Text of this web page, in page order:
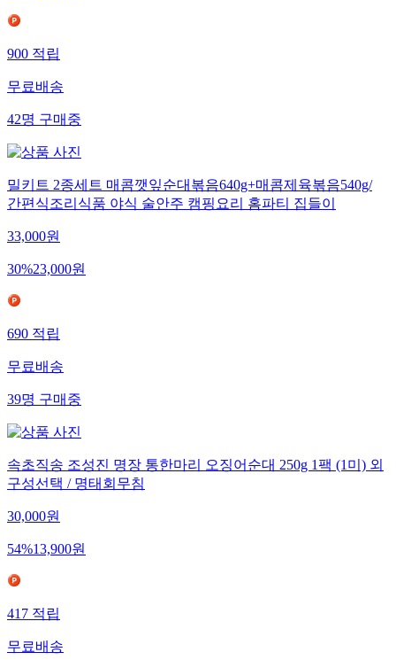
900 적립
무료배송
42명 구매중
밀키트 2종세트 매콤깻잎순대볶음640g+매콤제육볶음540g/
간편식조리식품 야식 술안주 캠핑요리 홈파티 집들이
33,000원
30%23,000원
690 적립
무료배송
39명 구매중
속초직송 조성진 명장 통한마리 오징어순대 250g 1팩 (1미) 외
구성선택 / 명태회무침
30,000원
54%13,900원
417 적립
무료배송